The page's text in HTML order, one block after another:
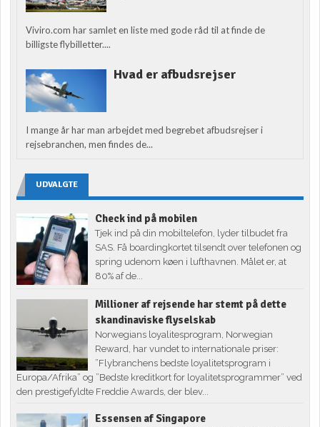
Viviro.com har samlet en liste med gode råd til at finde de
billigste flybilletter....
Hvad er afbudsrejser
I mange år har man arbejdet med begrebet afbudsrejser i
rejsebranchen, men findes de...
UDVALGTE
Check ind på mobilen
Tjek ind på din mobiltelefon, lyder tilbudet fra
SAS. Få boardingkortet tilsendt over telefonen og
spring udenom køen i lufthavnen. Målet er, at
80% af de...
Millioner af rejsende har stemt på dette
skandinaviske flyselskab
Norwegians loyalitesprogram, Norwegian
Reward, har vundet to internationale priser:
”Flybranchens bedste loyalitetsprogram i
Europa/Afrika” og ”Bedste kreditkort for loyalitetsprogrammer” ved
den prestigefyldte Freddie Awards, der blev...
Essensen af Singapore